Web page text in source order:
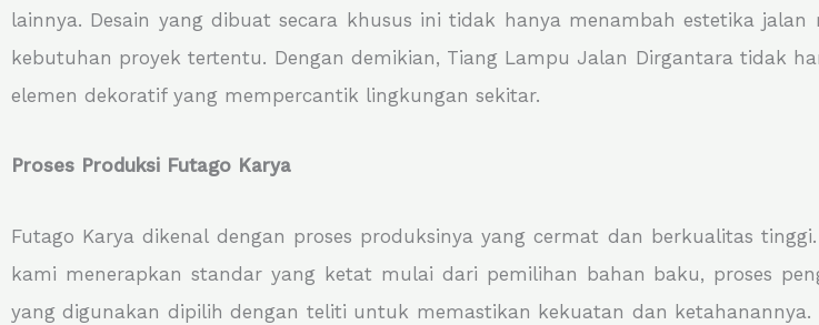
lainnya. Desain yang dibuat secara khusus ini tidak hanya menambah estetika
kebutuhan proyek tertentu. Dengan demikian, Tiang Lampu Jalan Dirgantara tidak
elemen dekoratif yang mempercantik lingkungan sekitar.
Proses Produksi Futago Karya
Futago Karya dikenal dengan proses produksinya yang cermat dan berkualitas
kami menerapkan standar yang ketat mulai dari pemilihan bahan baku, proses
yang digunakan dipilih dengan teliti untuk memastikan kekuatan dan ketahanannya.